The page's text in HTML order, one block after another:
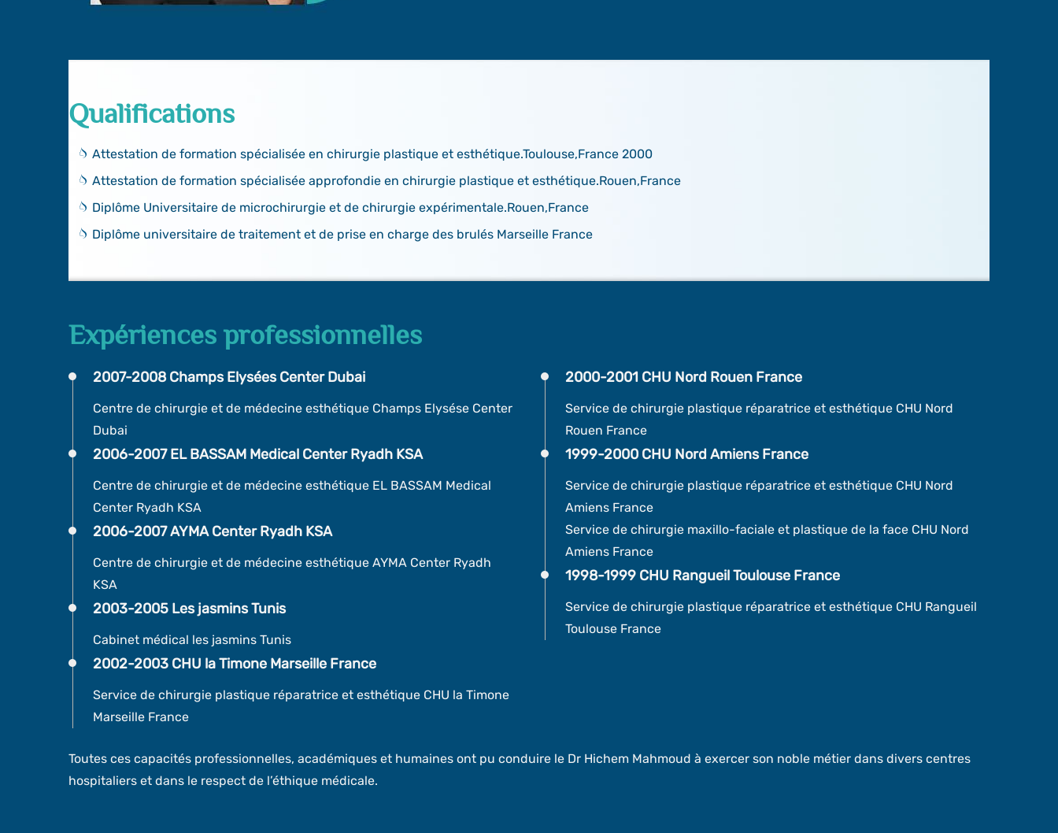
Qualifications
Attestation de formation spécialisée en chirurgie plastique et esthétique.Toulouse,France 2000
Attestation de formation spécialisée approfondie en chirurgie plastique et esthétique.Rouen,France
Diplôme Universitaire de microchirurgie et de chirurgie expérimentale.Rouen,France
Diplôme universitaire de traitement et de prise en charge des brulés Marseille France
Expériences professionnelles
2007-2008 Champs Elysées Center Dubai
Centre de chirurgie et de médecine esthétique Champs Elysése Center
Dubai
2006-2007 EL BASSAM Medical Center Ryadh KSA
Centre de chirurgie et de médecine esthétique EL BASSAM Medical
Center Ryadh KSA
2006-2007 AYMA Center Ryadh KSA
Centre de chirurgie et de médecine esthétique AYMA Center Ryadh
KSA
2003-2005 Les jasmins Tunis
Cabinet médical les jasmins Tunis
2002-2003 CHU la Timone Marseille France
Service de chirurgie plastique réparatrice et esthétique CHU la Timone
Marseille France
2000-2001 CHU Nord Rouen France
Service de chirurgie plastique réparatrice et esthétique CHU Nord
Rouen France
1999-2000 CHU Nord Amiens France
Service de chirurgie plastique réparatrice et esthétique CHU Nord
Amiens France
Service de chirurgie maxillo-faciale et plastique de la face CHU Nord
Amiens France
1998-1999 CHU Rangueil Toulouse France
Service de chirurgie plastique réparatrice et esthétique CHU Rangueil
Toulouse France
Toutes ces capacités professionnelles, académiques et humaines ont pu conduire le Dr Hichem Mahmoud à exercer son noble métier dans divers centres
hospitaliers et dans le respect de l’éthique médicale.